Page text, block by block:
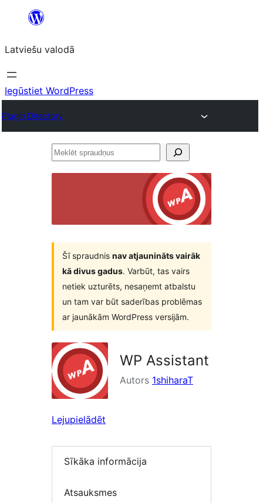
Pāriet
saturu
Latviešu valodā
Iegūstiet WordPress
Plugin Directory
Meklēt
Šī spraudnis nav atjaunināts vairāk
kā divus gadus. Varbūt, tas vairs
netiek uzturēts, nesaņemt atbalstu
un tam var būt saderības problēmas
ar jaunākām WordPress versijām.
WP Assistant
Autors 1shiharaT
Lejupielādēt
Sīkāka informācija
Atsauksmes